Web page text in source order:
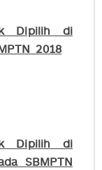
Dipilih di
2018
Dipilih di
SBMPTN